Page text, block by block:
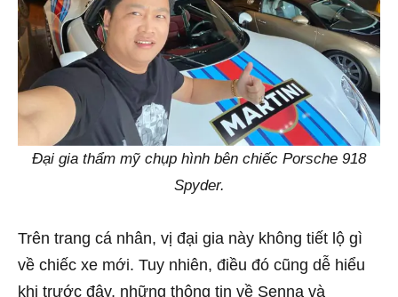
Đại gia thẩm mỹ chụp hình bên chiếc Porsche 918
Spyder.
Trên trang cá nhân, vị đại gia này không tiết lộ gì
về chiếc xe mới. Tuy nhiên, điều đó cũng dễ hiểu
khi trước đây, những thông tin về Senna và